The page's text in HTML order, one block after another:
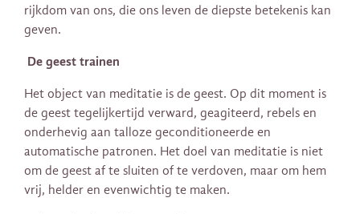
rijkdom van ons, die ons leven de diepste betekenis kan
geven.
De geest trainen
Het object van meditatie is de geest. Op dit moment is
de geest tegelijkertijd verward, geagiteerd, rebels en
onderhevig aan talloze geconditioneerde en
automatische patronen. Het doel van meditatie is niet
om de geest af te sluiten of te verdoven, maar om hem
vrij, helder en evenwichtig te maken.